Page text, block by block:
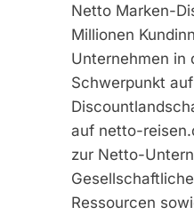
Netto Marken-
Millionen
Unternehmen in
Schwerpunkt
auf netto-
zur Netto-
Ressourcen